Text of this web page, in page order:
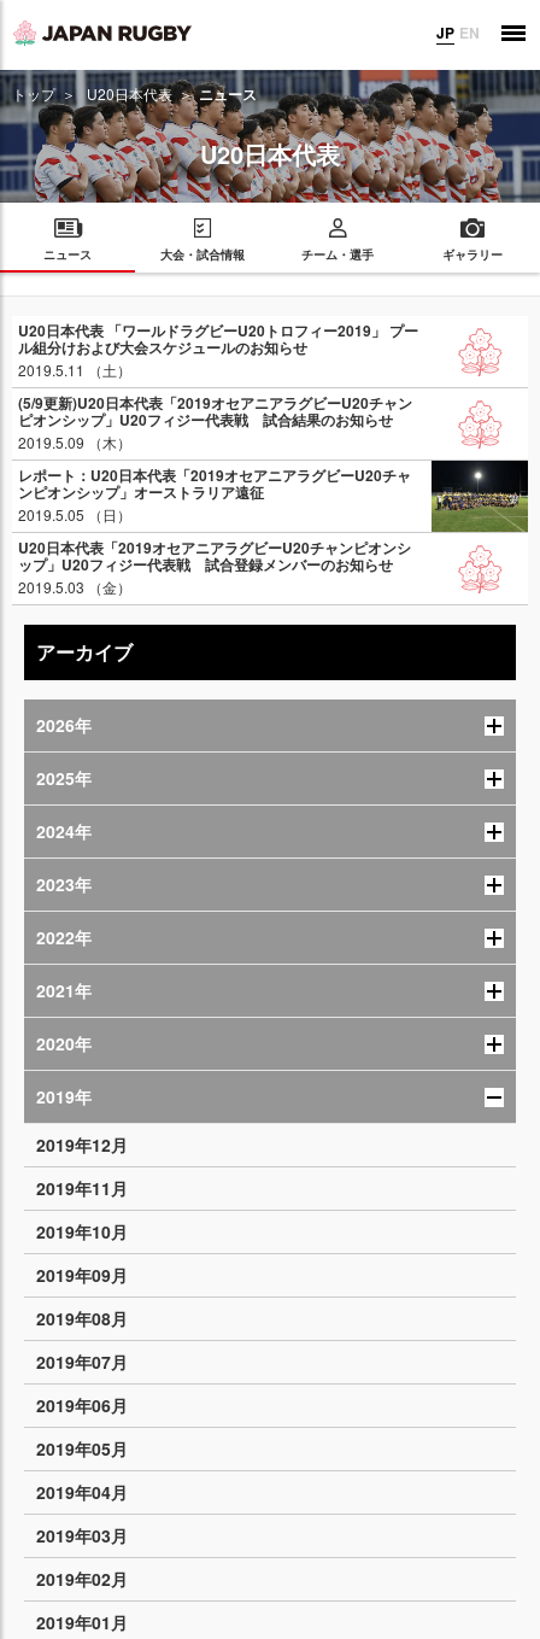
JP EN
トップ U20日本代表 ニュース
U20日本代表
ニュース 大会・試合情報 チーム・選手 ギャラリー
U20日本代表 「ワールドラグビーU20トロフィー2019」 プー
ル組分けおよび大会スケジュールのお知らせ
2019.5.11 （土）
(5/9更新)U20日本代表「2019オセアニアラグビーU20チャン
ピオンシップ」U20フィジー代表戦 試合結果のお知らせ
2019.5.09 （木）
レポート：U20日本代表「2019オセアニアラグビーU20チャ
ンピオンシップ」オーストラリア遠征
2019.5.05 （日）
U20日本代表「2019オセアニアラグビーU20チャンピオンシ
ップ」U20フィジー代表戦 試合登録メンバーのお知らせ
2019.5.03 （金）
アーカイブ
2026年
2025年
2024年
2023年
2022年
2021年
2020年
2019年
2019年12月
2019年11月
2019年10月
2019年09月
2019年08月
2019年07月
2019年06月
2019年05月
2019年04月
2019年03月
2019年02月
2019年01月